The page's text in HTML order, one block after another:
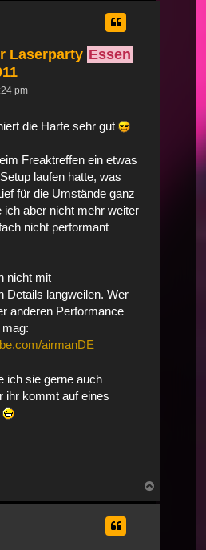
Laserparty Essen
pm
die Harfe sehr gut
Freaktreffen ein etwas
laufen hatte, was
für die Umstände ganz
ich aber nicht mehr weiter
nicht performant
nicht mit
Details langweilen. Wer
anderen Performance
airmanDE
ich sie gerne auch
ihr kommt auf eines
oben